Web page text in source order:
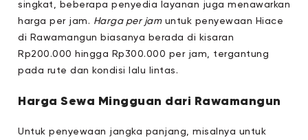
singkat, beberapa penyedia layanan juga menawarkan
harga per jam. Harga per jamuntuk penyewaan Hiace
di Rawamangun biasanya berada di kisaran
Rp200.000 hingga Rp300.000 per jam, tergantung
pada rute dan kondisi lalu lintas.
Harga Sewa Mingguan dari Rawamangun
Untuk penyewaan jangka panjang, misalnya untuk